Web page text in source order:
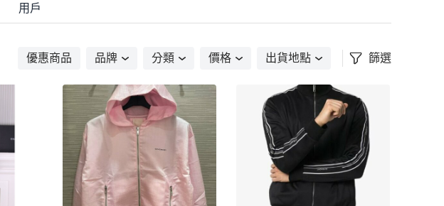
用戶
優惠商品 品牌 分類 價格 出貨地點 篩選